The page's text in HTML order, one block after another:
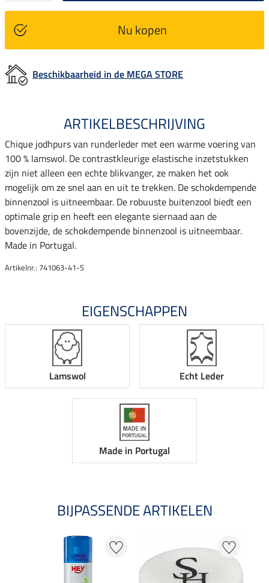
Nu kopen
Beschikbaarheid in de MEGA STORE
ARTIKELBESCHRIJVING
Chique jodhpurs van runderleder met een warme voering van
100 % lamswol. De contrastkleurige elastische inzetstukken
zijn niet alleen een echte blikvanger, ze maken het ook
mogelijk om ze snel aan en uit te trekken. De schokdempende
binnenzool is uitneembaar. De robuuste buitenzool biedt een
optimale grip en heeft een elegante siernaad aan de
bovenzijde, de schokdempende binnenzool is uitneembaar.
Made in Portugal.
Artikelnr.: 741063-41-S
EIGENSCHAPPEN
Lamswol Echt Leder
Made in Portugal
BIJPASSENDE ARTIKELEN